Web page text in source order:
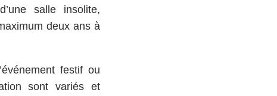
salle insolite,
deux ans à
festif ou
sont variés et